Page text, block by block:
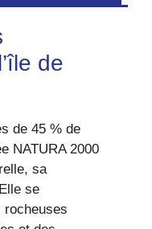
de
de 45 % de
NATURA 2000
sa
se
rocheuses